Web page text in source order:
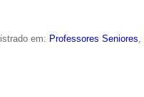
em: Professores Seniores